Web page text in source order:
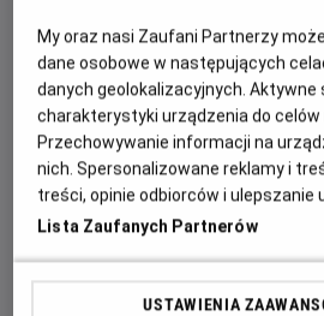
odwagi. Na szczęście nie jest sam:
przyjaciele – nieco sarkastyczny
skunksica. To pełna przygód i
przyjaźni i sile bycia sobą
My oraz nasi Zaufani Partnerzy
dane osobowe w następujących
danych geolokalizacyjnych. Aktywne
charakterystyki urządzenia do celów
Przechowywanie informacji na
nich. Spersonalizowane reklamy i
treści, opinie odbiorców i ulepszanie
Lista Zaufanych Partnerów
USTAWIENIA